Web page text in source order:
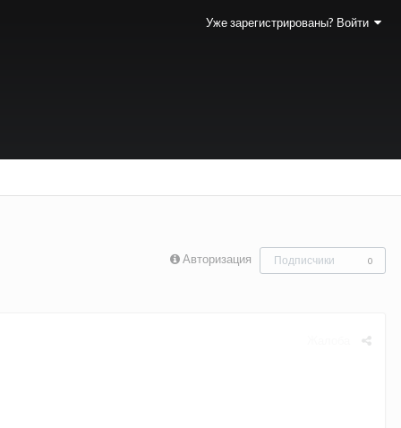
Уже зарегистрированы? Войти
Авторизация Подписчики 0